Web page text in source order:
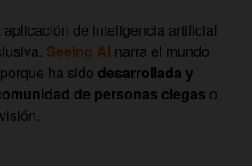
de inteligencia artificial
Seeing AI narra el mundo
ha sido desarrollada y
de personas ciegas o